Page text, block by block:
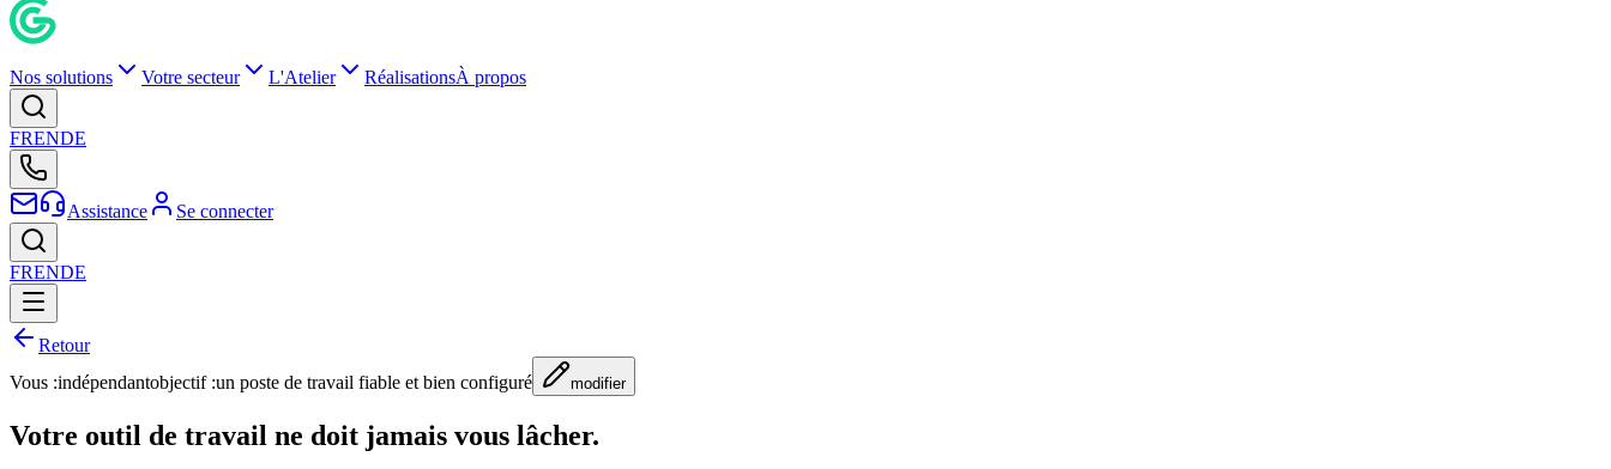
Nos solutions Votre secteur L'Atelier RéalisationsÀ propos
FRENDE
Assistance Se connecter
FRENDE
Retour
Vous :indépendantobjectif :un poste de travail fiable et bien configuré modifier
Votre outil de travail ne doit jamais vous lâcher.